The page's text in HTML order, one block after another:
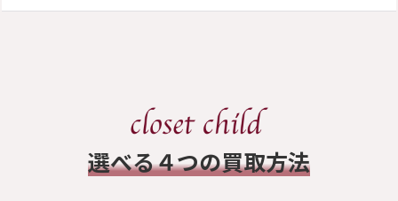
​選べる４つの買取方法